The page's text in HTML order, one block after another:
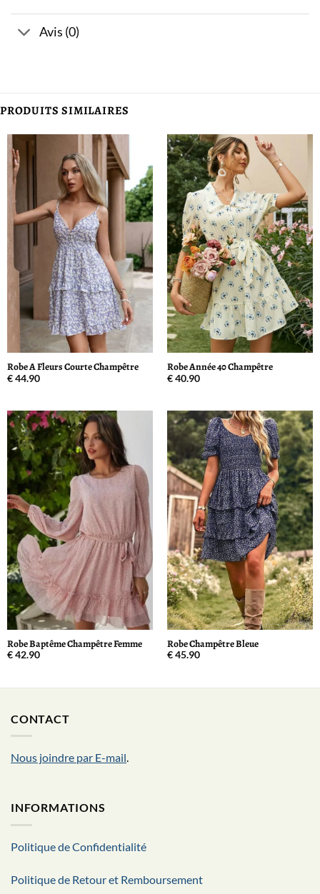
Avis (0)
PRODUITS SIMILAIRES
Robe A Fleurs Courte Champêtre
€44.90
Robe Année 40 Champêtre
€40.90
Robe Baptême Champêtre Femme
€42.90
Robe Champêtre Bleue
€45.90
CONTACT
Nous joindre par E-mail.
INFORMATIONS
Politique de Confidentialité
Politique de Retour et Remboursement